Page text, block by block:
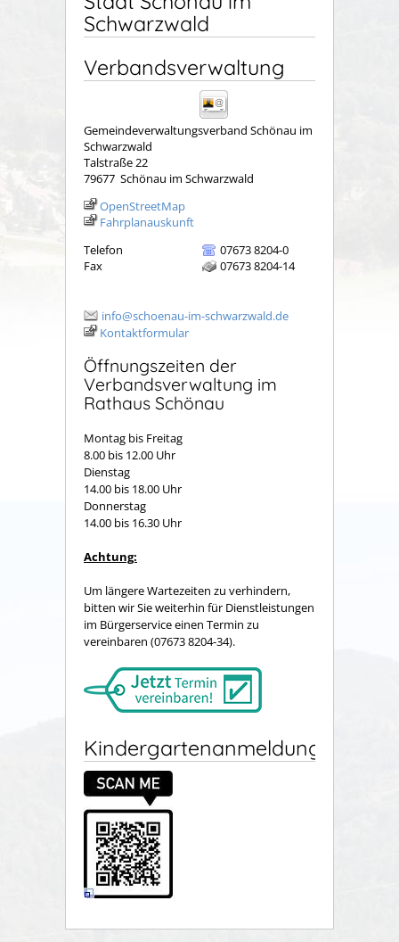
Schwarzwald
Verbandsverwaltung
Gemeindeverwaltungsverband Schönau im
Schwarzwald
Talstraße 22
79677 Schönau im Schwarzwald
OpenStreetMap
Fahrplanauskunft
Telefon
07673 8204-0
Fax
07673 8204-14
info@schoenau-im-schwarzwald.de
Kontaktformular
Öffnungszeiten der
Verbandsverwaltung im
Rathaus Schönau
Montag bis Freitag
8.00 bis 12.00 Uhr
Dienstag
14.00 bis 18.00 Uhr
Donnerstag
14.00 bis 16.30 Uhr
Achtung:
Um längere Wartezeiten zu verhindern,
bitten wir Sie weiterhin für Dienstleistungen
im Bürgerservice einen Termin zu
vereinbaren (07673 8204-34).
Kindergartenanmeldung